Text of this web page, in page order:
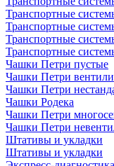
Транспортные
Транспортные
Транспортные
Транспортные
Чашки Петри пустые
Чашки Петри
Чашки Петри
Чашки Родека
Чашки Петри
Чашки Петри
Штативы и укладки
Штативы и укладки